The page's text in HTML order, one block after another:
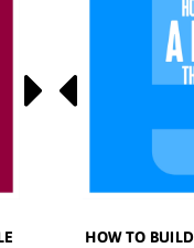
RUNES :
HOW TO